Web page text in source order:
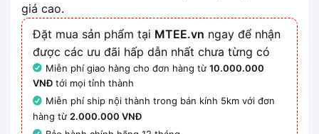
giá cao.
Đặt mua sản phẩm tại MTEE.vn ngay để nhận
được các ưu đãi hấp dẫn nhất chưa từng có
Miễn phí giao hàng cho đơn hàng từ10.000.000
VNĐ tới mọi tỉnh thành
Miễn phí ship nội thành trong bán kính 5km với đơn
hàng từ 2.000.000 VNĐ